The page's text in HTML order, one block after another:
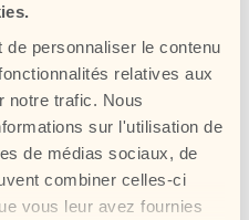
personnaliser le contenu
relatives aux
notre trafic. Nous
sur l'utilisation de
de médias sociaux, de
combiner celles-ci
vous leur avez fournies
& FRUITE ?
Sable de Camargue Gris